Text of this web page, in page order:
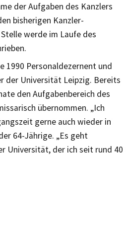
der Aufgaben des Kanzlers
bisherigen Kanzler-
werde im Laufe des
1990 Personaldezernent und
der Universität Leipzig. Bereits
den Aufgabenbereich des
übernommen. „Ich
gerne auch wieder in
64-Jährige. „Es geht
Universität, der ich seit rund 40